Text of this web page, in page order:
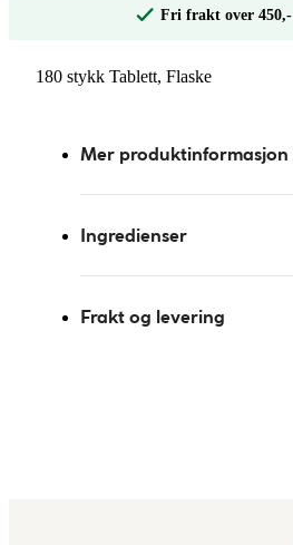
Fri frakt over 450,-
180 stykk Tablett, Flaske
Mer produktinformasjon
Ingredienser
Frakt og levering